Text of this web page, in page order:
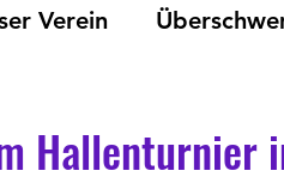
Verein
Hallenturnier